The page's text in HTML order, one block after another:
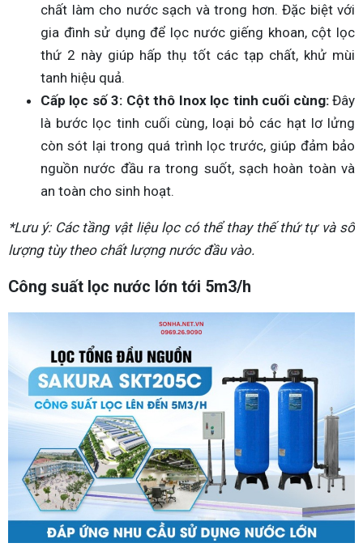
chất làm cho nước sạch và trong hơn. Đặc biệt với
gia đình sử dụng để lọc nước giếng khoan, cột lọc
thứ 2 này giúp hấp thụ tốt các tạp chất, khử mùi
tanh hiệu quả.
Cấp lọc số 3: Cột thô Inox lọc tinh cuối cùng: Đây
là bước lọc tinh cuối cùng, loại bỏ các hạt lơ lửng
còn sót lại trong quá trình lọc trước, giúp đảm bảo
nguồn nước đầu ra trong suốt, sạch hoàn toàn và
an toàn cho sinh hoạt.
*Lưu ý: Các tầng vật liệu lọc có thể thay thế thứ tự và số
lượng tùy theo chất lượng nước đầu vào.
Công suất lọc nước lớn tới 5m3/h